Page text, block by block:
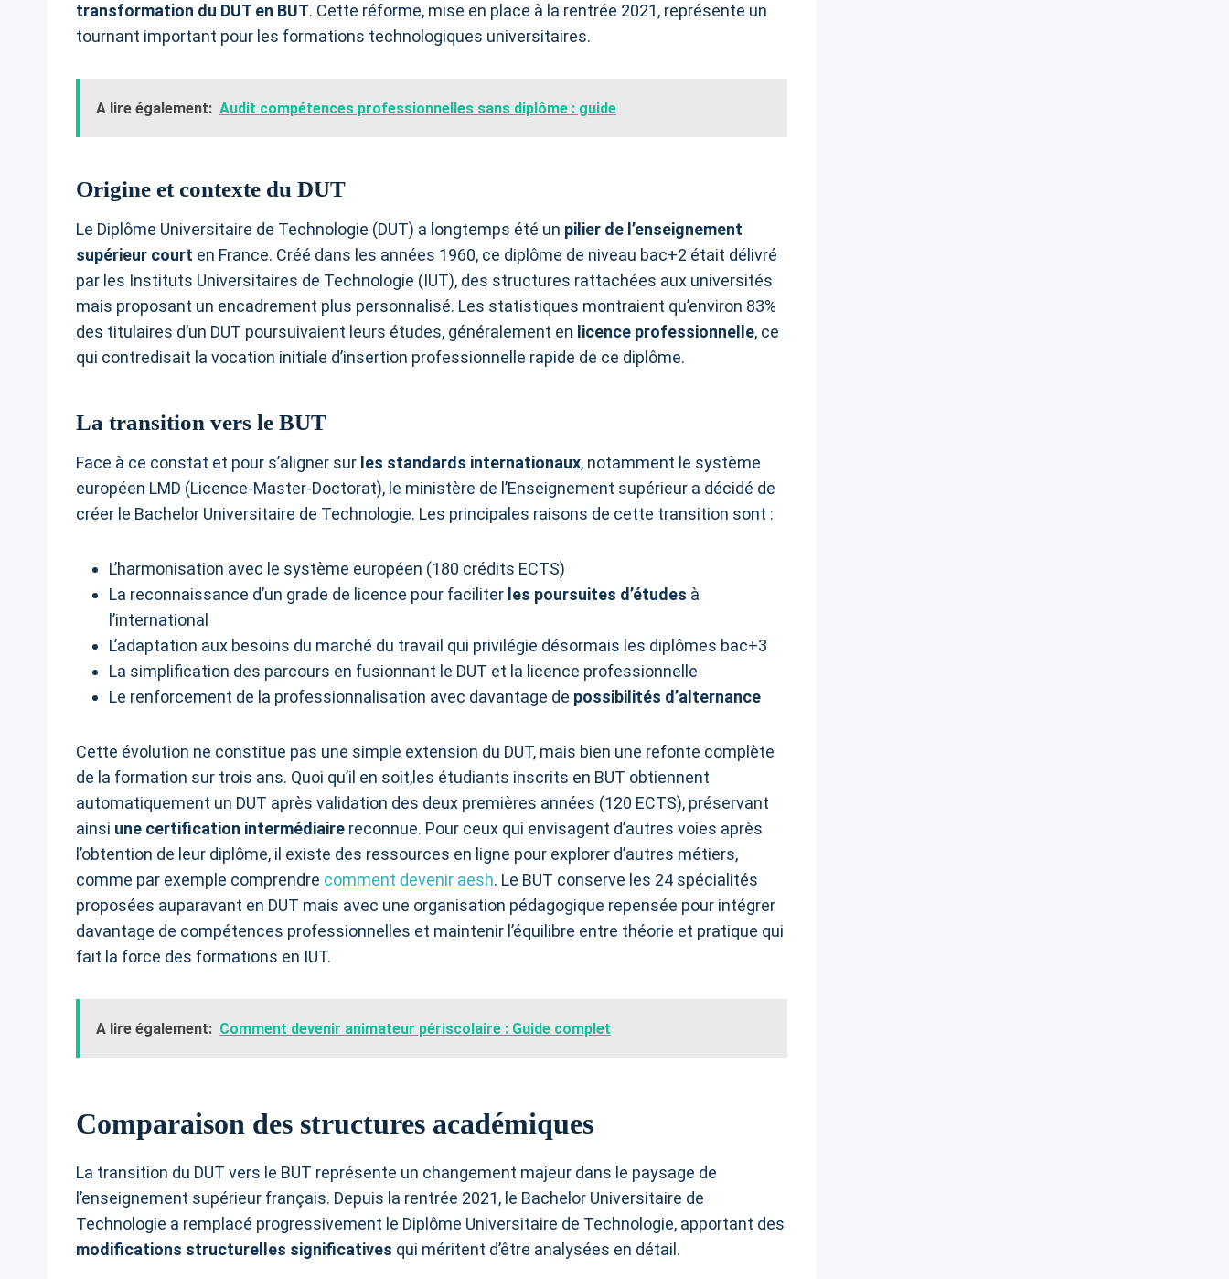
transformation du DUT en BUT. Cette réforme, mise en place à la rentrée 2021, représente un
tournant important pour les formations technologiques universitaires.
A lire également: Audit compétences professionnelles sans diplôme : guide
Origine et contexte du DUT
Le Diplôme Universitaire de Technologie (DUT) a longtemps été un pilier de l’enseignement
supérieur court en France. Créé dans les années 1960, ce diplôme de niveau bac+2 était délivré
par les Instituts Universitaires de Technologie (IUT), des structures rattachées aux universités
mais proposant un encadrement plus personnalisé. Les statistiques montraient qu’environ 83%
des titulaires d’un DUT poursuivaient leurs études, généralement en licence professionnelle, ce
qui contredisait la vocation initiale d’insertion professionnelle rapide de ce diplôme.
La transition vers le BUT
Face à ce constat et pour s’aligner sur les standards internationaux, notamment le système
européen LMD (Licence-Master-Doctorat), le ministère de l’Enseignement supérieur a décidé de
créer le Bachelor Universitaire de Technologie. Les principales raisons de cette transition sont :
L’harmonisation avec le système européen (180 crédits ECTS)
La reconnaissance d’un grade de licence pour faciliter les poursuites d’études à
l’international
L’adaptation aux besoins du marché du travail qui privilégie désormais les diplômes bac+3
La simplification des parcours en fusionnant le DUT et la licence professionnelle
Le renforcement de la professionnalisation avec davantage de possibilités d’alternance
Cette évolution ne constitue pas une simple extension du DUT, mais bien une refonte complète
de la formation sur trois ans. Quoi qu’il en soit,les étudiants inscrits en BUT obtiennent
automatiquement un DUT après validation des deux premières années (120 ECTS), préservant
ainsi une certification intermédiaire reconnue. Pour ceux qui envisagent d’autres voies après
l’obtention de leur diplôme, il existe des ressources en ligne pour explorer d’autres métiers,
comme par exemple comprendre comment devenir aesh. Le BUT conserve les 24 spécialités
proposées auparavant en DUT mais avec une organisation pédagogique repensée pour intégrer
davantage de compétences professionnelles et maintenir l’équilibre entre théorie et pratique qui
fait la force des formations en IUT.
A lire également: Comment devenir animateur périscolaire : Guide complet
Comparaison des structures académiques
La transition du DUT vers le BUT représente un changement majeur dans le paysage de
l’enseignement supérieur français. Depuis la rentrée 2021, le Bachelor Universitaire de
Technologie a remplacé progressivement le Diplôme Universitaire de Technologie, apportant des
modifications structurelles significatives qui méritent d’être analysées en détail.